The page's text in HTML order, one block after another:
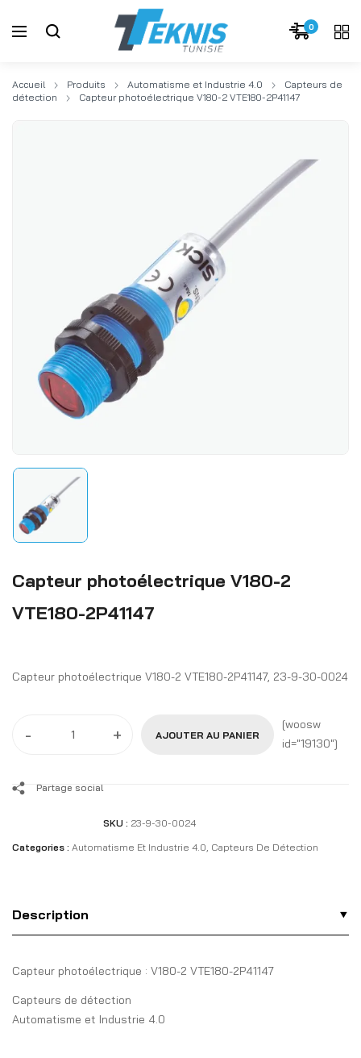
0
Accueil Produits Automatisme et Industrie 4.0
Capteurs de
détection
Capteur photoélectrique V180-2 VTE180-2P41147
Capteur photoélectrique V180-2
VTE180-2P41147
Capteur photoélectrique V180-2 VTE180-2P41147, 23-9-30-0024
- + AJOUTER AU PANIER
[woosw
id="19130"]
Partage social
SKU : 23-9-30-0024
Categories : Automatisme Et Industrie 4.0, Capteurs De Détection
Description
Capteur photoélectrique : V180-2 VTE180-2P41147
Capteurs de détection
Automatisme et Industrie 4.0